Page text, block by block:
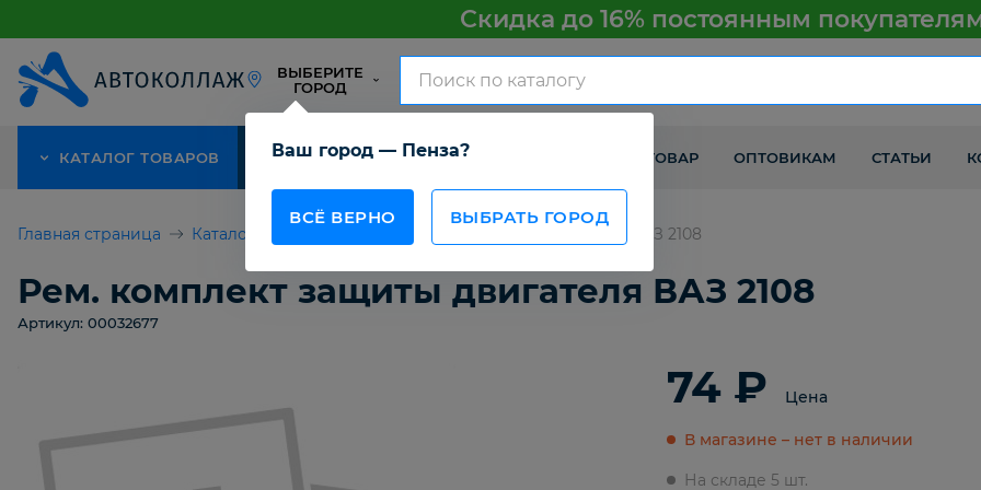
Скидка до 16% постоянным
ВЫБЕРИТЕ
ГОРОД
Ваш город — Пенза?
ВСЁ ВЕРНО ВЫБРАТЬ ГОРОД
КАТАЛОГ ТОВАРОВ АКЦИЯ О КОМПАНИИ КАК ПОЛУЧИТЬ ТОВАР ОПТОВИКАМ СТАТЬИ
Главная страница Каталог товаров Рем. комплект защиты двигателя ВАЗ 2108
Рем. комплект защиты двигателя ВАЗ 2108
Артикул: 00032677
74 ₽ Цена
В магазине – нет в наличии
На складе 5 шт.